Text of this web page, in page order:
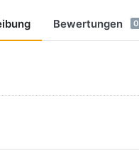
Bewertungen 0